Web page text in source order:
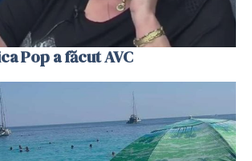
Pop a făcut AVC